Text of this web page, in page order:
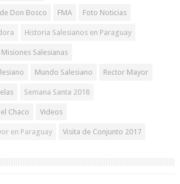
Don Bosco FMA Foto Noticias
Historia Salesianos en Paraguay
Misiones Salesianas
Mundo Salesiano Rector Mayor
Semana Santa 2018
Chaco Videos
en Paraguay Visita de Conjunto 2017